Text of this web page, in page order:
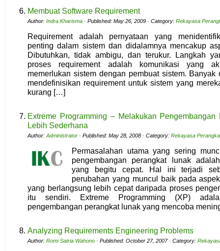
Membuat Software Requirement
Author: Indra Kharisma · Published: May 26, 2009 · Category: Rekayasa
Requirement adalah pernyataan yang
penting dalam sistem dan didalamnya mencakup
Dibutuhkan, tidak ambigu, dan terukur. Langkah
proses requirement adalah komunikasi yang
memerlukan sistem dengan pembuat sistem.
mendefinisikan requirement untuk sistem yang
kurang […]
Extreme Programming – Melakukan
Lebih Sederhana
Author: Administrator · Published: May 28, 2008 · Category: Rekayasa
Permasalahan utama yang sering
pengembangan perangkat lunak
yang begitu cepat. Hal ini terjadi
perubahan yang muncul baik pada
yang berlangsung lebih cepat daripada proses
itu sendiri. Extreme Programming (XP)
pengembangan perangkat lunak yang mencoba
Analyzing Requirements Engineering Problems
Author: Romi Satria Wahono · Published: October 27, 2007 · Category: